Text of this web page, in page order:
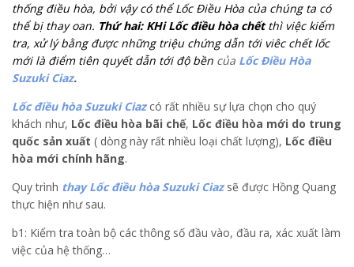
thống điều hòa, bởi vậy có thể Lốc Điều Hòa của chúng ta có
thể bị thay oan. Thứ hai: KHi Lốc điều hòa chếtthì việc kiểm
tra, xử lý bằng được những triệu chứng dẫn tới viêc chết lốc
mới là điểm tiên quyết dẫn tới độ bền của Lốc Điều Hòa
Suzuki Ciaz.
Lốc điều hòa Suzuki Ciazcó rất nhiều sự lựa chọn cho quý
khách như, Lốc điều hòa bãi chế, Lốc điều hòa mới do trung
quốc sản xuất ( dòng này rất nhiều loại chất lượng), Lốc điều
hòa mới chính hãng.
Quy trình thay Lốc điều hòa Suzuki Ciazsẽ được Hồng Quang
thực hiện như sau.
b1: Kiểm tra toàn bộ các thông số đầu vào, đầu ra, xác xuất làm
việc của hệ thống…